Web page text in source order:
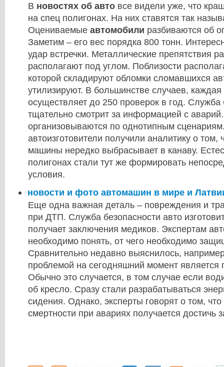
В новостях об авто все видели уже, что
на спец полигонах. На них ставятся так
Оцениваемые автомобили разбиваются об
Заметим – его вес порядка 800 тонн.
удар встречки. Металлические препятствия
располагают под углом. Поблизости
которой складируют обломки сломавшихся
утилизируют. В большинстве случаев,
осуществляет до 250 проверок в год. Служба
тщательно смотрит за информацией с
организовываются по однотипным
автоизготовители получили аналитику о том,
машины нередко выбрасывает в канаву.
полигонах стали тут же формировать
условия.
новости и фото автомашин в мире и
Еще одна важная деталь – повреждения и
при ДТП. Служба безопасности авто
получает заключения медиков. Экспертам
необходимо понять, от чего необходимо
Сравнительно недавно выяснилось,
проблемой на сегодняшний момент является
Обычно это случается, в том случае если
об кресло. Сразу стали разрабатываться
сидения. Однако, эксперты говорят о том,
смертности при авариях получается достичь